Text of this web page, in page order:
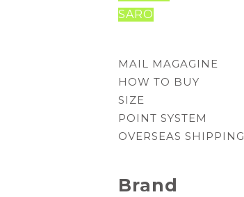
SARO
MAIL MAGAGINE
HOW TO BUY
SIZE
POINT SYSTEM
OVERSEAS SHIPPING
Brand